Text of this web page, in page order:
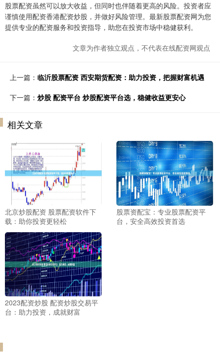
股票配资虽然可以放大收益，但同时也伴随着更高的风险。投资者应
谨慎使用配资香港配资炒股，并做好风险管理。最新股票配资网为您
提供专业的配资服务和投资指导，助您在投资市场中稳健获利。
文章为作者独立观点，不代表在线配资网观点
上一篇： 临沂股票配资 西安期货配资：助力投资，把握财富机遇
下一篇： 炒股 配资平台 炒股配资平台选，稳健收益更安心
相关文章
北京炒股配资 股票配资软件下
载：助你投资更轻松
股票资配宝：专业股票配资平
台，安全高效投资首选
2023配资炒股 配资炒股交易平
台：助力投资，成就财富